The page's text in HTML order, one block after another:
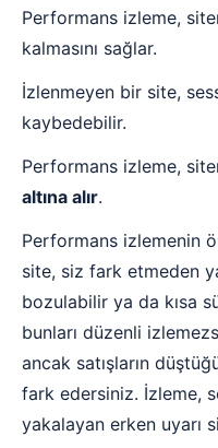
Performans izleme,
kalmasını sağlar.
İzlenmeyen bir site,
kaybedebilir.
Performans izleme,
altına alır.
Performans izlemenin
site, siz fark etmeden
bozulabilir ya da kısa
bunları düzenli
ancak satışların
fark edersiniz. İzleme,
yakalayan erken uyarı